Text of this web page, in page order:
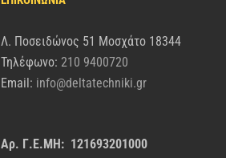
Λ. Ποσειδώνος 51 Μοσχάτο 18344
Τηλέφωνο: 210 9400720
Email: info@deltatechniki.gr
Αρ. Γ.Ε.ΜΗ: 121693201000